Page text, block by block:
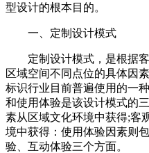
型设计的根本目的。
一、定制设计模式
定制设计模式，是根据客
区域空间不同点位的具体因
标识行业目前普遍使用的一
和使用体验是该设计模式的
素从区域文化环境中获得;客
境中获得：使用体验因素则
验、互动体验三个方面。